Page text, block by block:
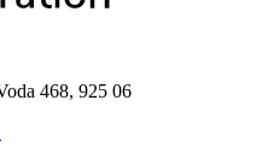
468, 925 06